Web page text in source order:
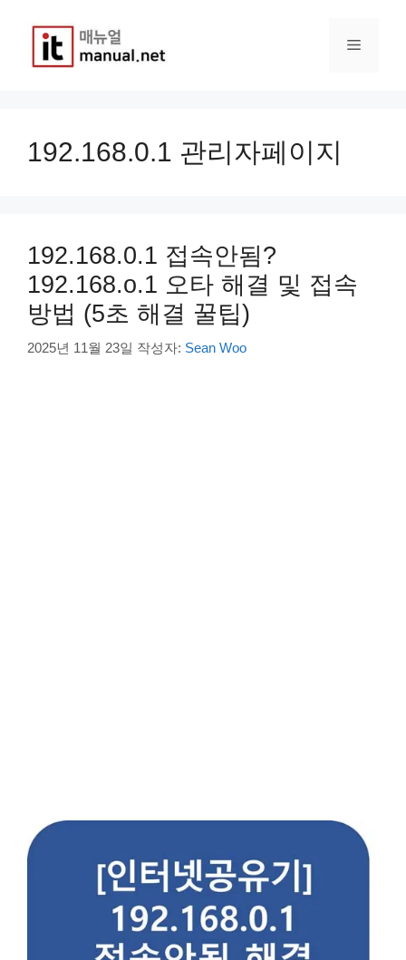
메
192.168.0.1 관리자페이지
192.168.0.1 접속안됨?
192.168.o.1 오타 해결 및 접속
방법 (5초 해결 꿀팁)
2025년 11월 23일 작성자: Sean Woo